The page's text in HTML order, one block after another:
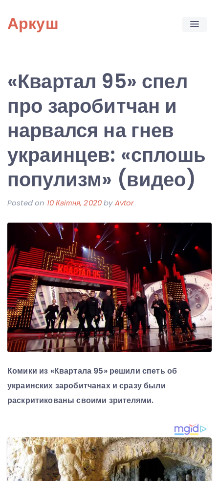
content
Аркуш
«Квартал 95» спел
про заробитчан и
нарвался на гнев
украинцев: «сплошь
популизм» (видео)
Posted on 10 Квітня, 2020byAvtor
Комики из «Квартала 95» решили спеть об
украинских заробитчанах и сразу были
раскритикованы своими зрителями.